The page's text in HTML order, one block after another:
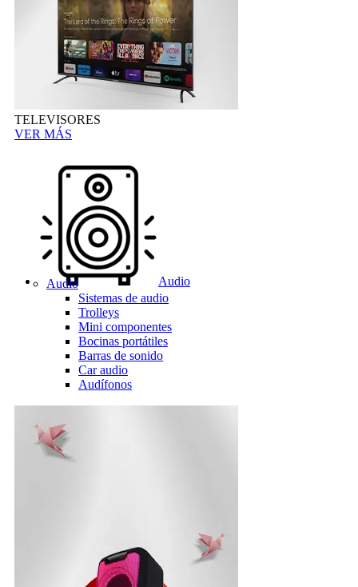
TELEVISORES
VER MÁS
Audio
Audio
Sistemas de audio
Trolleys
Mini componentes
Bocinas portátiles
Barras de sonido
Car audio
Audífonos